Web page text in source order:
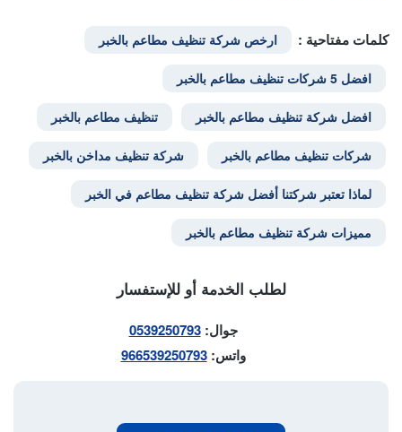
كلمات مفتاحية : ارخص شركة تنظيف مطاعم بالخبر
افضل 5 شركات تنظيف مطاعم بالخبر
افضل شركة تنظيف مطاعم بالخبر تنظيف مطاعم بالخبر
شركات تنظيف مطاعم بالخبر شركة تنظيف مداخن بالخبر
لماذا تعتبر شركتنا أفضل شركة تنظيف مطاعم في الخبر
مميزات شركة تنظيف مطاعم بالخبر
لطلب الخدمة أو للإستفسار
جوال:0539250793
واتس:966539250793